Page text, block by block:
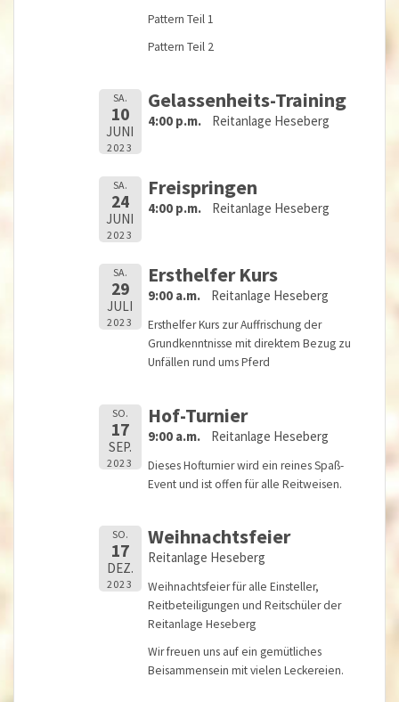
Pattern Teil 1
Pattern Teil 2
SA.
10
JUNI
2023
Gelassenheits-Training
4:00 p.m. Reitanlage Heseberg
SA.
24
JUNI
2023
Freispringen
4:00 p.m. Reitanlage Heseberg
SA.
29
JULI
2023
Ersthelfer Kurs
9:00 a.m. Reitanlage Heseberg
Ersthelfer Kurs zur Auffrischung der
Grundkenntnisse mit direktem Bezug zu
Unfällen rund ums Pferd
SO.
17
SEP.
2023
Hof-Turnier
9:00 a.m. Reitanlage Heseberg
Dieses Hofturnier wird ein reines Spaß-
Event und ist offen für alle Reitweisen.
SO.
17
DEZ.
2023
Weihnachtsfeier
Reitanlage Heseberg
Weihnachtsfeier für alle Einsteller,
Reitbeteiligungen und Reitschüler der
Reitanlage Heseberg
Wir freuen uns auf ein gemütliches
Beisammensein mit vielen Leckereien.